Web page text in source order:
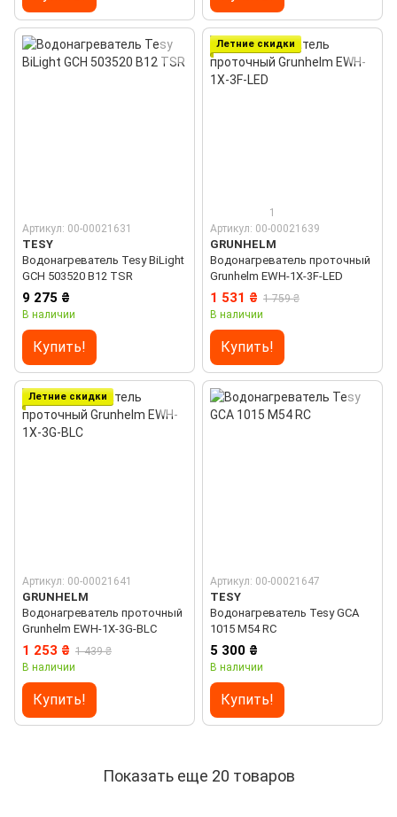
Артикул: 00-00021631
TESY
Водонагреватель Tesy BiLight
GCH 503520 B12 TSR
9 275 ₴
В наличии
Купить!
Летние скидки
1
Артикул: 00-00021639
GRUNHELM
Водонагреватель проточный
Grunhelm EWH-1X-3F-LED
1 531 ₴ 1 759 ₴
В наличии
Купить!
Летние скидки
Артикул: 00-00021641
GRUNHELM
Водонагреватель проточный
Grunhelm EWH-1X-3G-BLC
1 253 ₴ 1 439 ₴
В наличии
Купить!
Артикул: 00-00021647
TESY
Водонагреватель Tesy GCA
1015 M54 RC
5 300 ₴
В наличии
Купить!
Показать еще 20 товаров